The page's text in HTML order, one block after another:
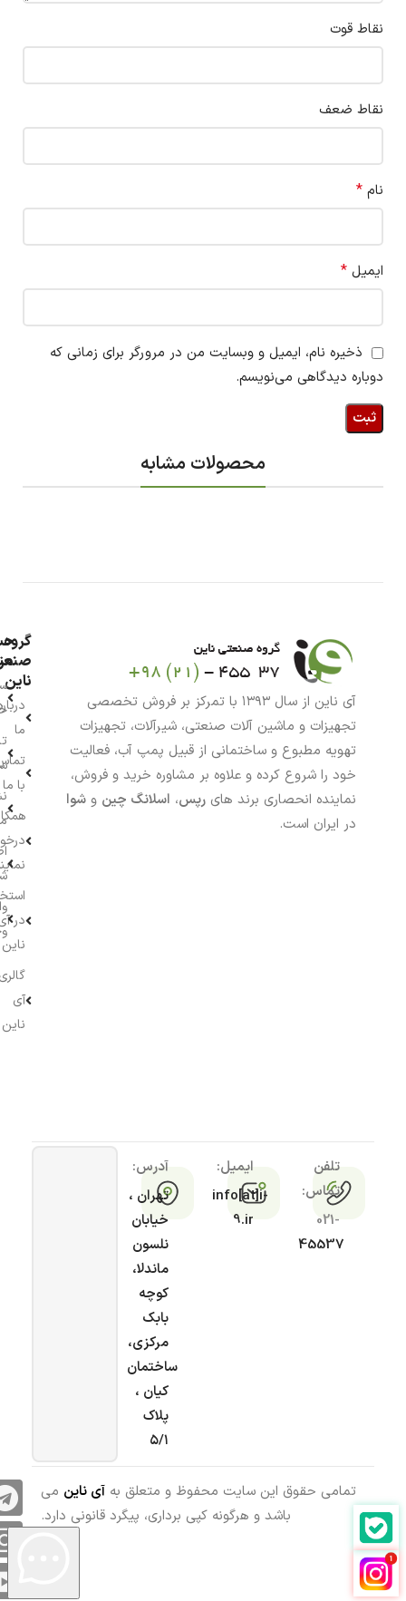
نقاط قوت
نقاط ضعف
نام *
ایمیل *
ذخیره نام، ایمیل و وبسایت من در مرورگر برای زمانی که
دوباره دیدگاهی می‌نویسم.
محصولات مشابه
آی ناین از سال ۱۳۹۳ با تمرکز بر فروش تخصصی
تجهیزات و ماشین آلات صنعتی، شیرآلات، تجهیزات
تهویه مطبوع و ساختمانی از قبیل پمپ آب، فعالیت
خود را شروع کرده و علاوه بر مشاوره خرید و فروش،
نماینده انحصاری برند های رپس، اسلانگ چین و شوا
در ایران است.
گروه
ناین
ما
با ما
در
ناین
آی
ناین
تلفن
تماس:
021-
45537
ایمیل:
info[at]i-
9.ir
آدرس:
تهران ،
خیابان
نلسون
ماندلا،
کوچه
بابک
مرکزی،
ساختمان
کیان ،
پلاک
۵/۱
تمامی حقوق این سایت محفوظ و متعلق به آی ناین می
باشد و هرگونه کپی برداری، پیگرد قانونی دارد.